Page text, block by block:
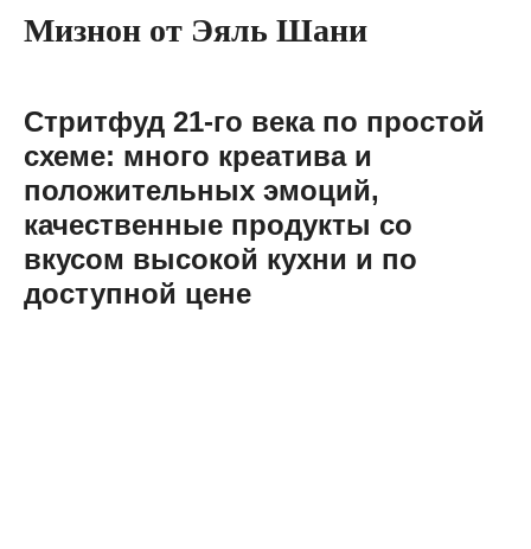
Мизнон от Эяль Шани
Стритфуд 21-го века по простой
схеме: много креатива и
положительных эмоций,
качественные продукты со
вкусом высокой кухни и по
доступной цене